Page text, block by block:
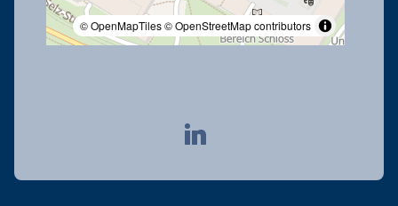
© OpenMapTiles© OpenStreetMap contributors